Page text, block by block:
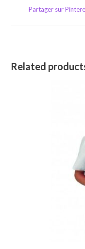
Partager sur
Related